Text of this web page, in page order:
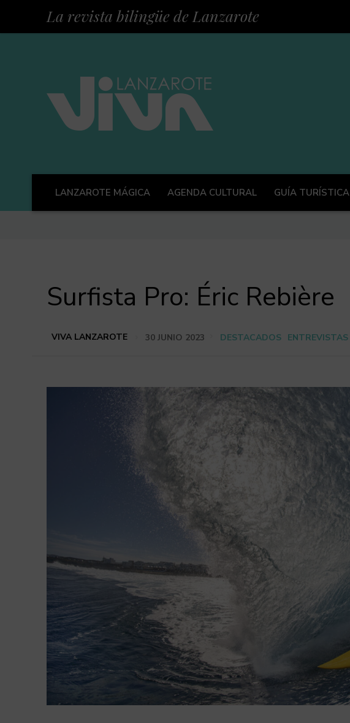
La revista bilingüe de Lanzarote
LANZAROTE MÁGICA AGENDA CULTURAL GUÍA TURÍSTICA
Surfista Pro: Éric Rebière
VIVA LANZAROTE 30 JUNIO 2023 DESTACADOS ENTREVISTAS